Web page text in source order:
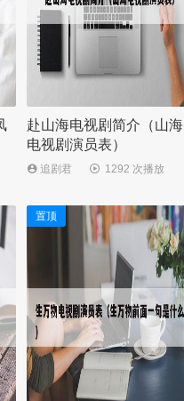
赴山海电视剧简介（山海
电视剧演员表）
追剧君 1292 次播放
置顶